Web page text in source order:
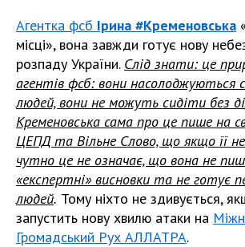
Агентка фсб Ірина #Кременовська
місці», вона завжди готує нову
розпаду України. Слід знати: це
агентів фсб: вони
людей, вони не можуть сидіти без
Кременовська сама про це пише на
ЦЕПД та Вільне Слово, що якщо її
чутно це не означає, що вона не
«експертні» висновки та не готує
людей. Тому ніхто не здивується,
запустить нову хвилю атаки на
Громадський Рух АЛЛАТРА.